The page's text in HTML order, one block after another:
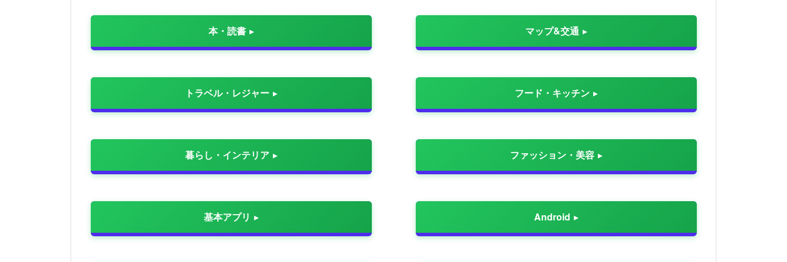
本・読書 マップ&交通
トラベル・レジャー フード・キッチン
暮らし・インテリア ファッション・美容
基本アプリ Android